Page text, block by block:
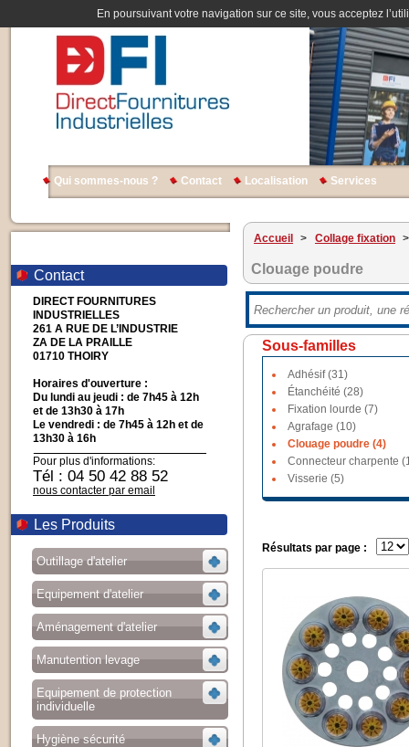
En poursuivant votre navigation sur ce site, vous acceptez
Qui sommes-nous ? Contact Localisation Services
Contact
DIRECT FOURNITURES
INDUSTRIELLES
261 A RUE DE L’INDUSTRIE
ZA DE LA PRAILLE
01710 THOIRY
Horaires d'ouverture :
Du lundi au jeudi : de 7h45 à 12h
et de 13h30 à 17h
Le vendredi : de 7h45 à 12h et de
13h30 à 16h
Pour plus d'informations:
Tél : 04 50 42 88 52
nous contacter par email
Les Produits
Outillage d'atelier
Equipement d'atelier
Aménagement d'atelier
Manutention levage
Equipement de protection
individuelle
Hygiène sécurité
Accueil > Collage fixation >
Clouage poudre
Sous-familles
Adhésif (31)
Étanchéité (28)
Fixation lourde (7)
Agrafage (10)
Clouage poudre (4)
Connecteur charpente
Visserie (5)
Résultats par page :